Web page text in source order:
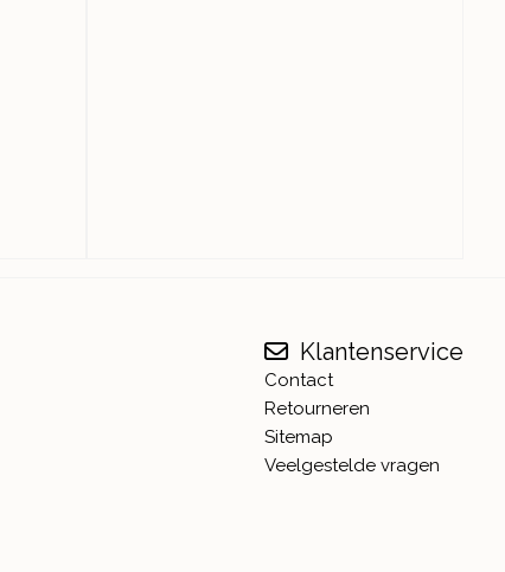
Klantenservice
Contact
Retourneren
Sitemap
Veelgestelde vragen